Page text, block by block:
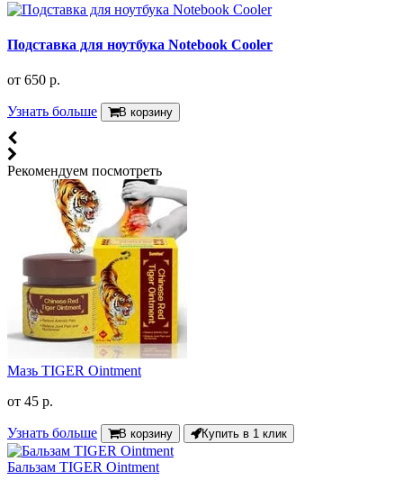
Подставка для ноутбука Notebook Cooler
от 650 р.
Узнать больше В корзину
Рекомендуем посмотреть
Мазь TIGER Ointment
от 45 р.
Узнать больше В корзину Купить в 1 клик
Бальзам TIGER Ointment